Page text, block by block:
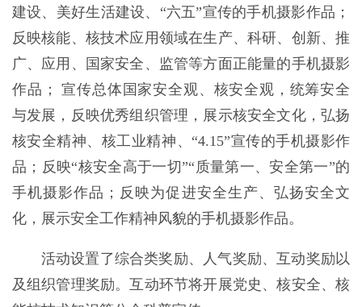
建设、美好生活建设、“六五”宣传的手机摄影作品；
反映核能、核技术应用领域在生产、科研、创新、推
广、应用、国家安全、监管等方面正能量的手机摄影
作品； 宣传总体国家安全观、核安全观，统筹安全
与发展，反映优秀组织管理，展示核安全文化，弘扬
核安全精神、核工业精神、“4.15”宣传的手机摄影作
品；反映“核安全高于一切”“质量第一、安全第一”的
手机摄影作品；反映为促进安全生产、弘扬安全文
化，展示安全工作精神风貌的手机摄影作品。
活动设置了综合类奖励、人气奖励、互动奖励以
及组织管理奖励。互动环节将开展党史、核安全、核